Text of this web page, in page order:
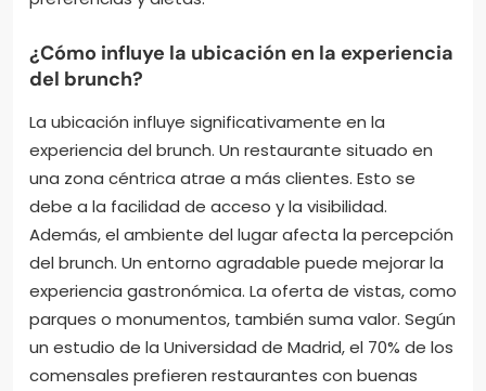
¿Cómo influye la ubicación en la experiencia
del brunch?
La ubicación influye significativamente en la
experiencia del brunch. Un restaurante situado en
una zona céntrica atrae a más clientes. Esto se
debe a la facilidad de acceso y la visibilidad.
Además, el ambiente del lugar afecta la percepción
del brunch. Un entorno agradable puede mejorar la
experiencia gastronómica. La oferta de vistas, como
parques o monumentos, también suma valor. Según
un estudio de la Universidad de Madrid, el 70% de los
comensales prefieren restaurantes con buenas